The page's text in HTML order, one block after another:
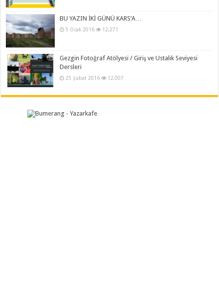
BU YAZIN İKİ GÜNÜ KARS’A…
5 Ocak 2016 12,271
Gezgin Fotoğraf Atölyesi / Giriş ve Ustalık Seviyesi
Dersleri
25 Şubat 2016 12,007